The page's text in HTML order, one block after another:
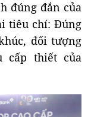
đúng đắn của
tiêu chí: Đúng
đối tượng
cấp thiết của